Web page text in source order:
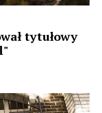
tytułowy